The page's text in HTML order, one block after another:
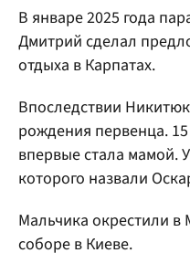
В январе 2025 года
Дмитрий сделал
отдыха в Карпатах.
Впоследствии
рождения первенца.
впервые стала мамой.
которого назвали
Мальчика окрестили
соборе в Киеве.